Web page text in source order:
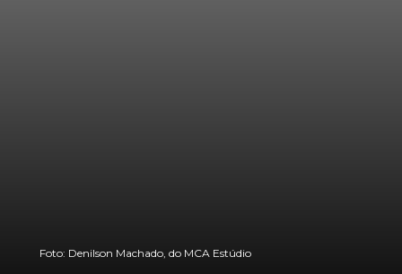
Foto: Denilson Machado, do MCA Estúdio